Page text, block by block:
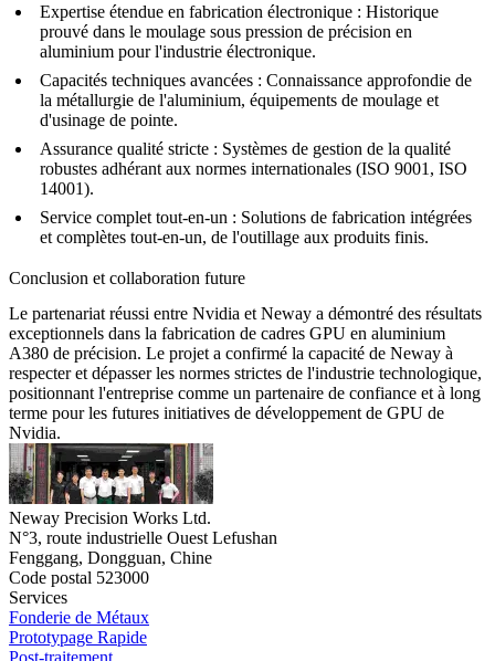
Expertise étendue en fabrication électronique : Historique
prouvé dans le moulage sous pression de précision en
aluminium pour l'industrie électronique.
Capacités techniques avancées : Connaissance approfondie de
la métallurgie de l'aluminium, équipements de moulage et
d'usinage de pointe.
Assurance qualité stricte : Systèmes de gestion de la qualité
robustes adhérant aux normes internationales (ISO 9001, ISO
14001).
Service complet tout-en-un : Solutions de fabrication intégrées
et complètes tout-en-un, de l'outillage aux produits finis.
Conclusion et collaboration future
Le partenariat réussi entre Nvidia et Neway a démontré des résultats
exceptionnels dans la fabrication de cadres GPU en aluminium
A380 de précision. Le projet a confirmé la capacité de Neway à
respecter et dépasser les normes strictes de l'industrie technologique,
positionnant l'entreprise comme un partenaire de confiance et à long
terme pour les futures initiatives de développement de GPU de
Nvidia.
Neway Precision Works Ltd.
N°3, route industrielle Ouest Lefushan
Fenggang, Dongguan, Chine
Code postal 523000
Services
Fonderie de Métaux
Prototypage Rapide
Post-traitement